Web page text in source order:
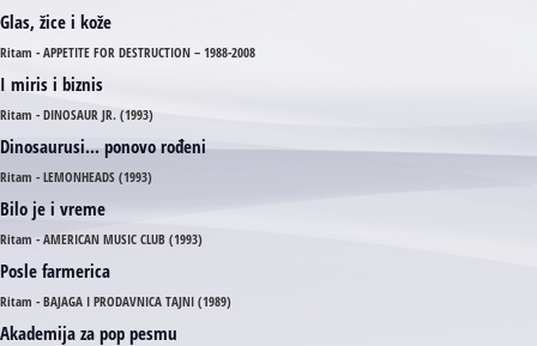
Glas, žice i kože
Ritam - APPETITE FOR DESTRUCTION – 1988-2008
I miris i biznis
Ritam - DINOSAUR JR. (1993)
Dinosaurusi... ponovo rođeni
Ritam - LEMONHEADS (1993)
Bilo je i vreme
Ritam - AMERICAN MUSIC CLUB (1993)
Posle farmerica
Ritam - BAJAGA I PRODAVNICA TAJNI (1989)
Akademija za pop pesmu